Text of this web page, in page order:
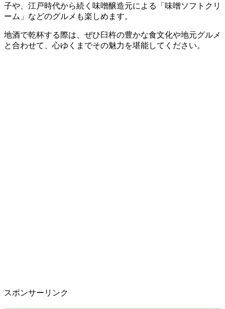
子や、江戸時代から続く味噌醸造元による「味噌ソフトクリ
ーム」などのグルメも楽しめます。
地酒で乾杯する際は、ぜひ臼杵の豊かな食文化や地元グルメ
と合わせて、心ゆくまでその魅力を堪能してください。
スポンサーリンク